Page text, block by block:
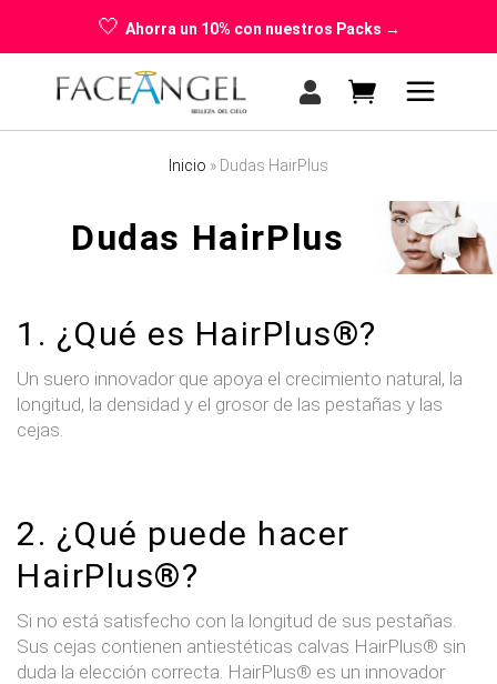
🤍 Ahorra un 10% con nuestros Packs →
Inicio » Dudas HairPlus
Dudas HairPlus
1. ¿Qué es HairPlus®?
Un suero innovador que apoya el crecimiento natural, la
longitud, la densidad y el grosor de las pestañas y las
cejas.
2. ¿Qué puede hacer
HairPlus®?
Si no está satisfecho con la longitud de sus pestañas.
Sus cejas contienen antiestéticas calvas HairPlus® sin
duda la elección correcta. HairPlus® es un innovador